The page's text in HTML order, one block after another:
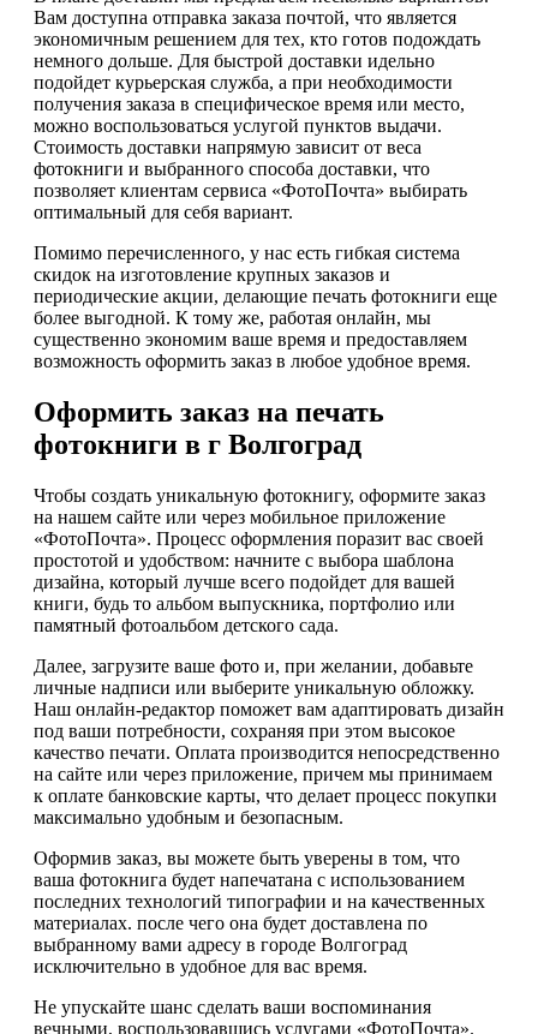
Вам доступна отправка заказа почтой, что является
экономичным решением для тех, кто готов подождать
немного дольше. Для быстрой доставки идельно
подойдет курьерская служба, а при необходимости
получения заказа в специфическое время или место,
можно воспользоваться услугой пунктов выдачи.
Стоимость доставки напрямую зависит от веса
фотокниги и выбранного способа доставки, что
позволяет клиентам сервиса «ФотоПочта» выбирать
оптимальный для себя вариант.
Помимо перечисленного, у нас есть гибкая система
скидок на изготовление крупных заказов и
периодические акции, делающие печать фотокниги еще
более выгодной. К тому же, работая онлайн, мы
существенно экономим ваше время и предоставляем
возможность оформить заказ в любое удобное время.
Оформить заказ на печать
фотокниги в г Волгоград
Чтобы создать уникальную фотокнигу, оформите заказ
на нашем сайте или через мобильное приложение
«ФотоПочта». Процесс оформления поразит вас своей
простотой и удобством: начните с выбора шаблона
дизайна, который лучше всего подойдет для вашей
книги, будь то альбом выпускника, портфолио или
памятный фотоальбом детского сада.
Далее, загрузите ваше фото и, при желании, добавьте
личные надписи или выберите уникальную обложку.
Наш онлайн-редактор поможет вам адаптировать дизайн
под ваши потребности, сохраняя при этом высокое
качество печати. Оплата производится непосредственно
на сайте или через приложение, причем мы принимаем
к оплате банковские карты, что делает процесс покупки
максимально удобным и безопасным.
Оформив заказ, вы можете быть уверены в том, что
ваша фотокнига будет напечатана с использованием
последних технологий типографии и на качественных
материалах. после чего она будет доставлена по
выбранному вами адресу в городе Волгоград
исключительно в удобное для вас время.
Не упускайте шанс сделать ваши воспоминания
вечными, воспользовавшись услугами «ФотоПочта».